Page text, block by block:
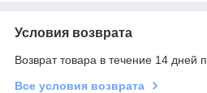
Условия возврата
Возврат товара в течение 14 дней
Все условия возврата